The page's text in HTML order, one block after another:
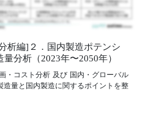
析編]２．国内製造ポテンシ
分析（2023年〜2050年）
・コスト分析 及び 国内・グローバル
造量と国内製造に関するポイントを整